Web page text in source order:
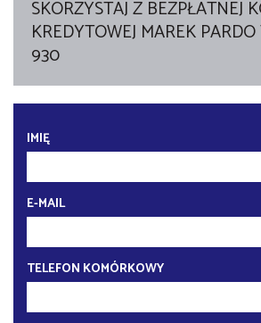
SKORZYSTAJ Z BEZPŁATNEJ
KREDYTOWEJ MAREK
930
IMIĘ
E-MAIL
TELEFON KOMÓRKOWY